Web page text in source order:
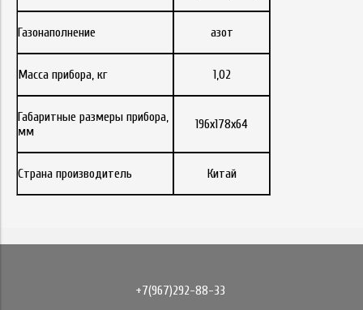
Газонаполнение азот
Масса прибора, кг 1,02
Габаритные размеры прибора,
мм
196х178х64
Страна производитель Китай
+7(967)292-88-33